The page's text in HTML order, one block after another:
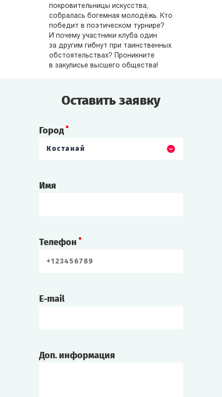
покровительницы искусства,
собралась богемная молодёжь. Кто
победит в поэтическом турнире?
И почему участники клуба один
за другим гибнут при таинственных
обстоятельствах? Проникните
в закулисье высшего общества!
Оставить заявку
Город
Костанай
Имя
Телефон
E-mail
Доп. информация